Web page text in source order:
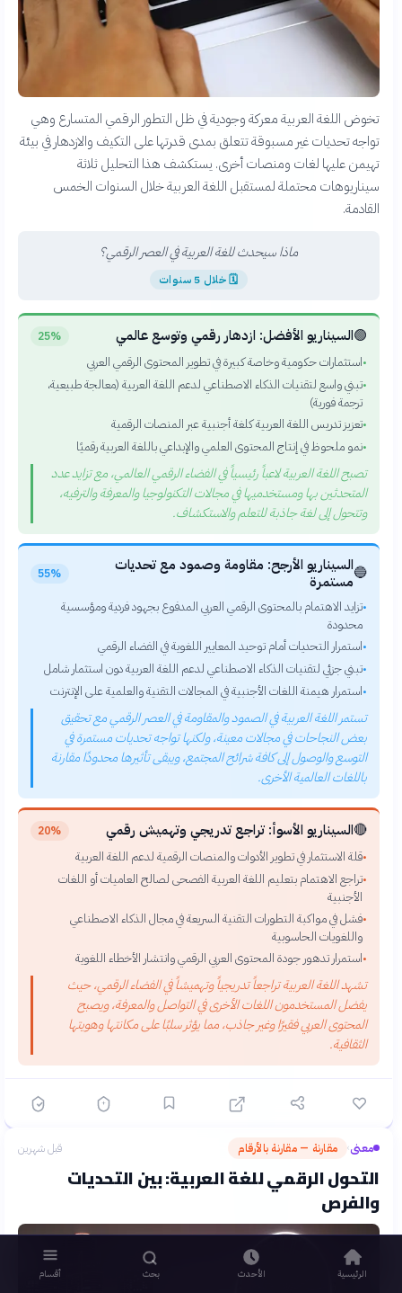
تخوض اللغة العربية معركة وجودية في ظل التطور الرقمي المتسارع وهي
تواجه تحديات غير مسبوقة تتعلق بمدى قدرتها على التكيف والازدهار في بيئة
تهيمن عليها لغات ومنصات أخرى. يستكشف هذا التحليل ثلاثة
سيناريوهات محتملة لمستقبل اللغة العربية خلال السنوات الخمس
القادمة.
ماذا سيحدث للغة العربية في العصر الرقمي؟
🗓خلال 5 سنوات
🟢السيناريو الأفضل: ازدهار رقمي وتوسع عالمي 25%
•استثمارات حكومية وخاصة كبيرة في تطوير المحتوى الرقمي العربي
•تبني واسع لتقنيات الذكاء الاصطناعي لدعم اللغة العربية (معالجة طبيعية،
ترجمة فورية)
•تعزيز تدريس اللغة العربية كلغة أجنبية عبر المنصات الرقمية
•نمو ملحوظ في إنتاج المحتوى العلمي والإبداعي باللغة العربية رقميًا
تصبح اللغة العربية لاعباً رئيسياً في الفضاء الرقمي العالمي، مع تزايد عدد
المتحدثين بها ومستخدميها في مجالات التكنولوجيا والمعرفة والترفيه،
وتتحول إلى لغة جاذبة للتعلم والاستكشاف.
🔵السيناريو الأرجح: مقاومة وصمود مع تحديات
مستمرة
55%
•تزايد الاهتمام بالمحتوى الرقمي العربي المدفوع بجهود فردية ومؤسسية
محدودة
•استمرار التحديات أمام توحيد المعايير اللغوية في الفضاء الرقمي
•تبني جزئي لتقنيات الذكاء الاصطناعي لدعم اللغة العربية دون استثمار شامل
•استمرار هيمنة اللغات الأجنبية في المجالات التقنية والعلمية على الإنترنت
تستمر اللغة العربية في الصمود والمقاومة في العصر الرقمي مع تحقيق
بعض النجاحات في مجالات معينة، ولكنها تواجه تحديات مستمرة في
التوسع والوصول إلى كافة شرائح المجتمع، ويبقى تأثيرها محدودًا مقارنة
باللغات العالمية الأخرى.
🔴السيناريو الأسوأ: تراجع تدريجي وتهميش رقمي 20%
•قلة الاستثمار في تطوير الأدوات والمنصات الرقمية لدعم اللغة العربية
•تراجع الاهتمام بتعليم اللغة العربية الفصحى لصالح العاميات أو اللغات
الأجنبية
•فشل في مواكبة التطورات التقنية السريعة في مجال الذكاء الاصطناعي
واللغويات الحاسوبية
•استمرار تدهور جودة المحتوى العربي الرقمي وانتشار الأخطاء اللغوية
تشهد اللغة العربية تراجعاً تدريجياً وتهميشاً في الفضاء الرقمي، حيث
يفضل المستخدمون اللغات الأخرى في التواصل والمعرفة، ويصبح
المحتوى العربي فقيرًا وغير جاذب، مما يؤثر سلبًا على مكانتها وهويتها
الثقافية.
معنى› مقارنة — مقارنة بالأرقام قبل شهرين
التحول الرقمي للغة العربية: بين التحديات
والفرص
الرئيسية الأحدث بحث أقسام